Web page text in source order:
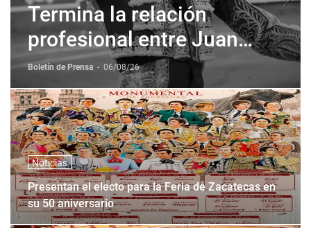
Termina la relación
profesional entre Juan
Pablo Sanchez y Corona +
Corona
Boletín de Prensa - 06/08/26
Noticias
Presentan el electo para la Feria de Zacatecas en
su 50 aniversario